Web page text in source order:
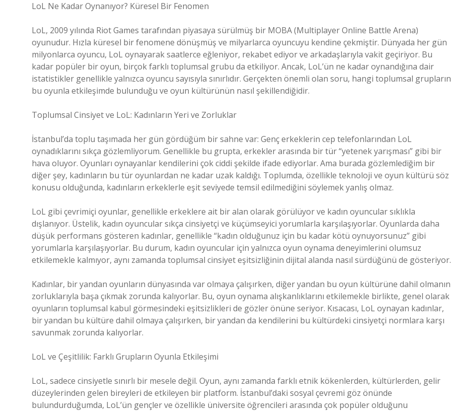
LoL Ne Kadar Oynanıyor? Küresel Bir Fenomen
LoL, 2009 yılında Riot Games tarafından piyasaya sürülmüş bir MOBA (Multiplayer Online Battle Arena)
oyunudur. Hızla küresel bir fenomene dönüşmüş ve milyarlarca oyuncuyu kendine çekmiştir. Dünyada her gün
milyonlarca oyuncu, LoL oynayarak saatlerce eğleniyor, rekabet ediyor ve arkadaşlarıyla vakit geçiriyor. Bu
kadar popüler bir oyun, birçok farklı toplumsal grubu da etkiliyor. Ancak, LoL’ün ne kadar oynandığına dair
istatistikler genellikle yalnızca oyuncu sayısıyla sınırlıdır. Gerçekten önemli olan soru, hangi toplumsal grupların
bu oyunla etkileşimde bulunduğu ve oyun kültürünün nasıl şekillendiğidir.
Toplumsal Cinsiyet ve LoL: Kadınların Yeri ve Zorluklar
İstanbul’da toplu taşımada her gün gördüğüm bir sahne var: Genç erkeklerin cep telefonlarından LoL
oynadıklarını sıkça gözlemliyorum. Genellikle bu grupta, erkekler arasında bir tür “yetenek yarışması” gibi bir
hava oluyor. Oyunları oynayanlar kendilerini çok ciddi şekilde ifade ediyorlar. Ama burada gözlemlediğim bir
diğer şey, kadınların bu tür oyunlardan ne kadar uzak kaldığı. Toplumda, özellikle teknoloji ve oyun kültürü söz
konusu olduğunda, kadınların erkeklerle eşit seviyede temsil edilmediğini söylemek yanlış olmaz.
LoL gibi çevrimiçi oyunlar, genellikle erkeklere ait bir alan olarak görülüyor ve kadın oyuncular sıklıkla
dışlanıyor. Üstelik, kadın oyuncular sıkça cinsiyetçi ve küçümseyici yorumlarla karşılaşıyorlar. Oyunlarda daha
düşük performans gösteren kadınlar, genellikle “kadın olduğunuz için bu kadar kötü oynuyorsunuz” gibi
yorumlarla karşılaşıyorlar. Bu durum, kadın oyuncular için yalnızca oyun oynama deneyimlerini olumsuz
etkilemekle kalmıyor, aynı zamanda toplumsal cinsiyet eşitsizliğinin dijital alanda nasıl sürdüğünü de gösteriyor.
Kadınlar, bir yandan oyunların dünyasında var olmaya çalışırken, diğer yandan bu oyun kültürüne dahil olmanın
zorluklarıyla başa çıkmak zorunda kalıyorlar. Bu, oyun oynama alışkanlıklarını etkilemekle birlikte, genel olarak
oyunların toplumsal kabul görmesindeki eşitsizlikleri de gözler önüne seriyor. Kısacası, LoL oynayan kadınlar,
bir yandan bu kültüre dahil olmaya çalışırken, bir yandan da kendilerini bu kültürdeki cinsiyetçi normlara karşı
savunmak zorunda kalıyorlar.
LoL ve Çeşitlilik: Farklı Grupların Oyunla Etkileşimi
LoL, sadece cinsiyetle sınırlı bir mesele değil. Oyun, aynı zamanda farklı etnik kökenlerden, kültürlerden, gelir
düzeylerinden gelen bireyleri de etkileyen bir platform. İstanbul’daki sosyal çevremi göz önünde
bulundurduğumda, LoL’ün gençler ve özellikle üniversite öğrencileri arasında çok popüler olduğunu